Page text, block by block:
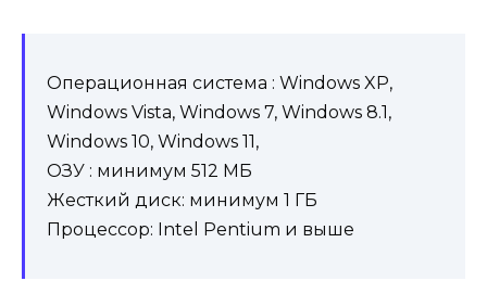
Операционная система : Windows XP,
Windows Vista, Windows 7, Windows 8.1,
Windows 10, Windows 11,
ОЗУ : минимум 512 МБ
Жесткий диск: минимум 1 ГБ
Процессор: Intel Pentium и выше